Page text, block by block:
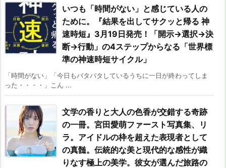
いつも「時間がない」と感じている人の
ために。『結果を出してサクッと帰る 神
速時短』3月19日発売！「開示→選択→決
断→行動」の4ステップからなる「世界標
準の神速時短サイクル」
「時間がない」「今日もバタバタしているうちに一日が終わってしま
った・・・・」こん ...
文学の香りと大人の色香が交錯する奇跡
の一冊。宮田愛萌ファースト写真集、リ
ラ。アイドルの枠を超えた表現者として
の真髄。伝統的な美と現代的な感性が織
りなす極上の美学。彼女が選んだ旅路の